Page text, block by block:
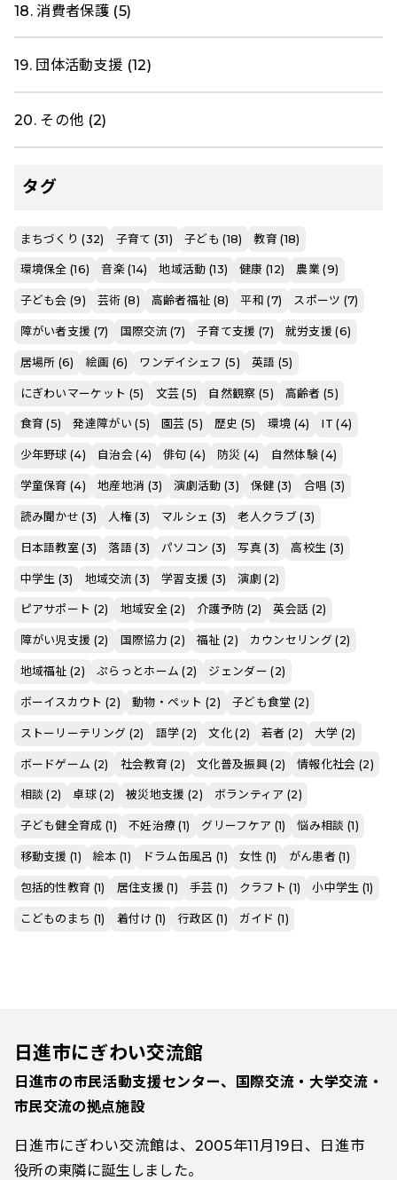
18. 消費者保護 (5)
19. 団体活動支援 (12)
20. その他 (2)
タグ
まちづくり (32) 子育て (31) 子ども (18) 教育 (18)
環境保全 (16) 音楽 (14) 地域活動 (13) 健康 (12) 農業 (9)
子ども会 (9) 芸術 (8) 高齢者福祉 (8) 平和 (7) スポーツ (7)
障がい者支援 (7) 国際交流 (7) 子育て支援 (7) 就労支援 (6)
居場所 (6) 絵画 (6) ワンデイシェフ (5) 英語 (5)
にぎわいマーケット (5) 文芸 (5) 自然観察 (5) 高齢者 (5)
食育 (5) 発達障がい (5) 園芸 (5) 歴史 (5) 環境 (4) IT (4)
少年野球 (4) 自治会 (4) 俳句 (4) 防災 (4) 自然体験 (4)
学童保育 (4) 地産地消 (3) 演劇活動 (3) 保健 (3) 合唱 (3)
読み聞かせ (3) 人権 (3) マルシェ (3) 老人クラブ (3)
日本語教室 (3) 落語 (3) パソコン (3) 写真 (3) 高校生 (3)
中学生 (3) 地域交流 (3) 学習支援 (3) 演劇 (2)
ピアサポート (2) 地域安全 (2) 介護予防 (2) 英会話 (2)
障がい児支援 (2) 国際協力 (2) 福祉 (2) カウンセリング (2)
地域福祉 (2) ぷらっとホーム (2) ジェンダー (2)
ボーイスカウト (2) 動物・ペット (2) 子ども食堂 (2)
ストーリーテリング (2) 語学 (2) 文化 (2) 若者 (2) 大学 (2)
ボードゲーム (2) 社会教育 (2) 文化普及振興 (2) 情報化社会 (2)
相談 (2) 卓球 (2) 被災地支援 (2) ボランティア (2)
子ども健全育成 (1) 不妊治療 (1) グリーフケア (1) 悩み相談 (1)
移動支援 (1) 絵本 (1) ドラム缶風呂 (1) 女性 (1) がん患者 (1)
包括的性教育 (1) 居住支援 (1) 手芸 (1) クラフト (1) 小中学生 (1)
こどものまち (1) 着付け (1) 行政区 (1) ガイド (1)
日進市にぎわい交流館
日進市の市民活動支援センター、国際交流・大学交流・
市民交流の拠点施設
日進市にぎわい交流館は、2005年11月19日、日進市
役所の東隣に誕生しました。